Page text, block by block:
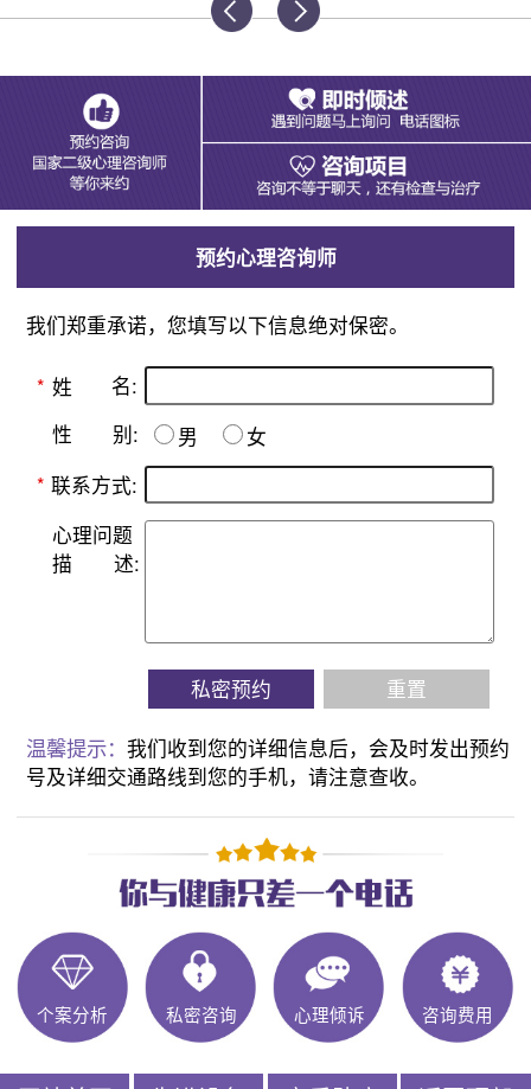
预约心理咨询师
我们郑重承诺，您填写以下信息绝对保密。
* 姓 名:
性 别: 男
女
* 联系方式:
心理问题
描
述:
私密预约 重置
温馨提示：我们收到您的详细信息后，会及时发出预约
号及详细交通路线到您的手机，请注意查收。
个案分析 私密咨询 心理倾诉 咨询费用